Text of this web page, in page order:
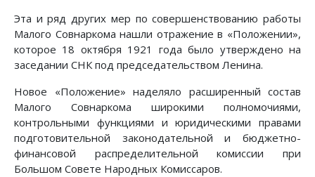
Эта и ряд других мер по совершенствованию работы
Малого Совнаркома нашли отражение в «Положении»,
которое 18 октября 1921 года было утверждено на
заседании СНК под председательством Ленина.
Новое «Положение» наделяло расширенный состав
Малого Совнаркома широкими полномочиями,
контрольными функциями и юридическими правами
подготовительной законодательной и бюджетно-
финансовой распределительной комиссии при
Большом Совете Народных Комиссаров.